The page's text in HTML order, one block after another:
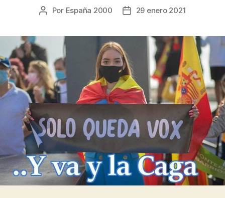
Por España 2000 29 enero 2021